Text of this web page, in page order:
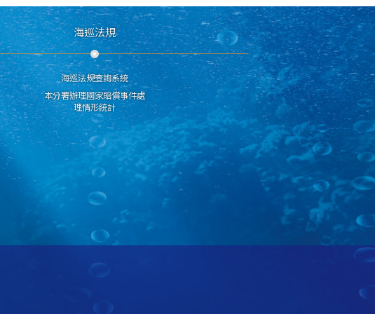
海巡法規
海巡法規查詢系統
本分署辦理國家賠償事件處
理情形統計